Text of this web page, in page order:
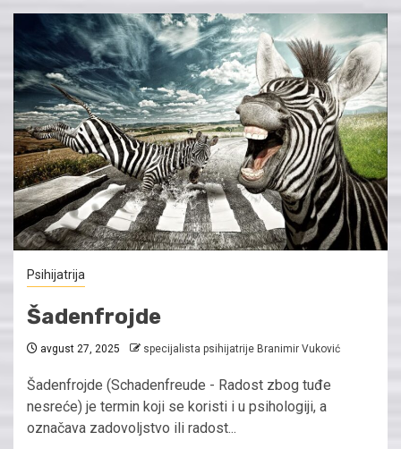
Psihijatrija
Šadenfrojde
avgust 27, 2025 specijalista psihijatrije Branimir Vuković
Šadenfrojde (Schadenfreude - Radost zbog tuđe
nesreće) je termin koji se koristi i u psihologiji, a
označava zadovoljstvo ili radost...